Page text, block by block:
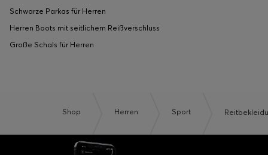
Schwarze Parkas für Herren
Herren Boots mit seitlichem Reißverschluss
Große Schals für Herren
Shop Herren Sport